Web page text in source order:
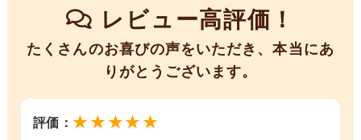
レビュー高評価！
たくさんのお喜びの声をいただき、本当にあ
りがとうございます。
評価：★★★★★